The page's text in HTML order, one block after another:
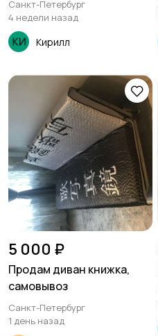
Санкт-Петербург
4 недели назад
Кирилл
5 000 ₽
Продам диван книжка,
самовывоз
Санкт-Петербург
1 день назад